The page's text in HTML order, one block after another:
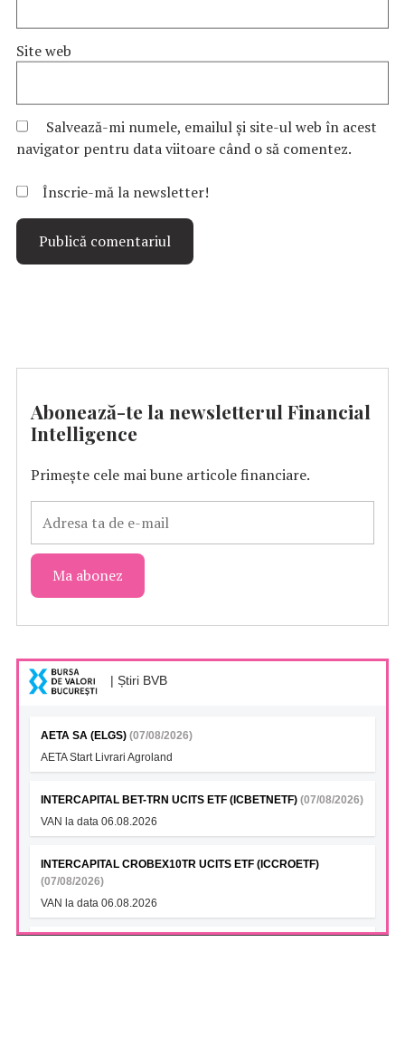
Site web
Salvează-mi numele, emailul și site-ul web în acest
navigator pentru data viitoare când o să comentez.
Înscrie-mă la newsletter!
Abonează-te la newsletterul Financial
Intelligence
Primește cele mai bune articole financiare.
| Știri BVB
AETA SA (ELGS) (07/08/2026)
AETA Start Livrari Agroland
INTERCAPITAL BET-TRN UCITS ETF (ICBETNETF) (07/08/2026)
VAN la data 06.08.2026
INTERCAPITAL CROBEX10TR UCITS ETF (ICCROETF)
(07/08/2026)
VAN la data 06.08.2026